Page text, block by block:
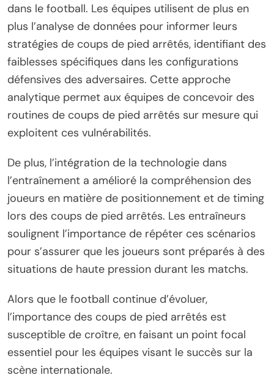
dans le football. Les équipes utilisent de plus en
plus l’analyse de données pour informer leurs
stratégies de coups de pied arrêtés, identifiant des
faiblesses spécifiques dans les configurations
défensives des adversaires. Cette approche
analytique permet aux équipes de concevoir des
routines de coups de pied arrêtés sur mesure qui
exploitent ces vulnérabilités.
De plus, l’intégration de la technologie dans
l’entraînement a amélioré la compréhension des
joueurs en matière de positionnement et de timing
lors des coups de pied arrêtés. Les entraîneurs
soulignent l’importance de répéter ces scénarios
pour s’assurer que les joueurs sont préparés à des
situations de haute pression durant les matchs.
Alors que le football continue d’évoluer,
l’importance des coups de pied arrêtés est
susceptible de croître, en faisant un point focal
essentiel pour les équipes visant le succès sur la
scène internationale.